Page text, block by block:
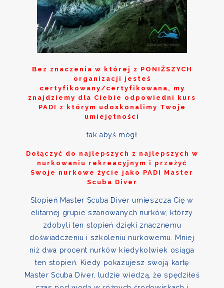
Bez znaczenia w której z PONIŻSZYCH
organizacji jesteś
certyfikowany/certyfikowana, my
znajdziemy dla Ciebie odpowiedni kurs
PADI z którym udoskonalimy Twoje
umiejętności
tak abyś mógł
Dołączyć do najlepszych z najlepszych w
nurkowaniu rekreacyjnym i przeżyć
Swoje nurkowe życie jako PADI Master
Scuba Diver
Stopień Master Scuba Diver umieszcza Cię w
elitarnej grupie szanowanych nurków, którzy
zdobyli ten stopień dzięki znacznemu
doświadczeniu i szkoleniu nurkowemu. Mniej
niż dwa procent nurków kiedykolwiek osiąga
ten stopień. Kiedy pokazujesz swoją kartę
Master Scuba Diver, ludzie wiedzą, że spędziłeś